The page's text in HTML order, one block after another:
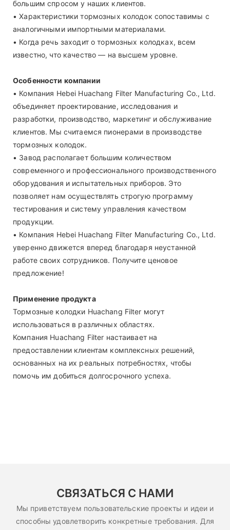
большим спросом у наших клиентов.
• Характеристики тормозных колодок сопоставимы с
аналогичными импортными материалами.
• Когда речь заходит о тормозных колодках, всем
известно, что качество — на высшем уровне.
Особенности компании
• Компания Hebei Huachang Filter Manufacturing Co., Ltd.
объединяет проектирование, исследования и
разработки, производство, маркетинг и обслуживание
клиентов. Мы считаемся пионерами в производстве
тормозных колодок.
• Завод располагает большим количеством
современного и профессионального производственного
оборудования и испытательных приборов. Это
позволяет нам осуществлять строгую программу
тестирования и систему управления качеством
продукции.
• Компания Hebei Huachang Filter Manufacturing Co., Ltd.
уверенно движется вперед благодаря неустанной
работе своих сотрудников. Получите ценовое
предложение!
Применение продукта
Тормозные колодки Huachang Filter могут
использоваться в различных областях.
Компания Huachang Filter настаивает на
предоставлении клиентам комплексных решений,
основанных на их реальных потребностях, чтобы
помочь им добиться долгосрочного успеха.
СВЯЗАТЬСЯ С НАМИ
Мы приветствуем пользовательские проекты и идеи и
способны удовлетворить конкретные требования. Для